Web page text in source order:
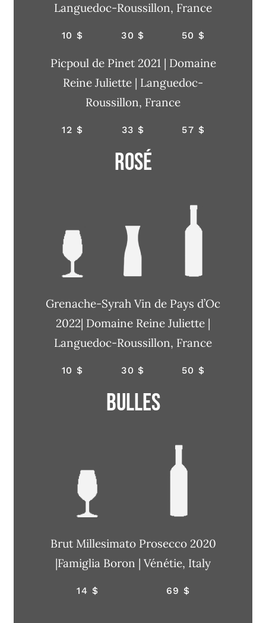
Languedoc-Roussillon, France
10 $ 30 $ 50 $
Picpoul de Pinet 2021 | Domaine
Reine Juliette | Languedoc-
Roussillon, France
12 $ 33 $ 57 $
Rosé
Grenache-Syrah Vin de Pays d’Oc
2022| Domaine Reine Juliette |
Languedoc-Roussillon, France
10 $ 30 $ 50 $
Bulles
Brut Millesimato Prosecco 2020
|Famiglia Boron | Vénétie, Italy
14 $ 69 $